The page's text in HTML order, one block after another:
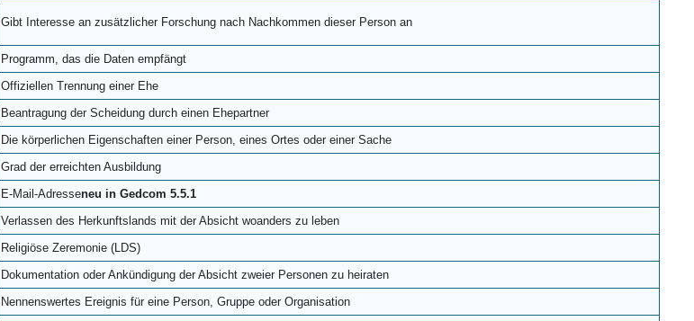
Gibt Interesse an zusätzlicher Forschung nach Nachkommen dieser Person an
Programm, das die Daten empfängt
Offiziellen Trennung einer Ehe
Beantragung der Scheidung durch einen Ehepartner
Die körperlichen Eigenschaften einer Person, eines Ortes oder einer Sache
Grad der erreichten Ausbildung
E-Mail-Adresseneu in Gedcom 5.5.1
Verlassen des Herkunftslands mit der Absicht woanders zu leben
Religiöse Zeremonie (LDS)
Dokumentation oder Ankündigung der Absicht zweier Personen zu heiraten
Nennenswertes Ereignis für eine Person, Gruppe oder Organisation